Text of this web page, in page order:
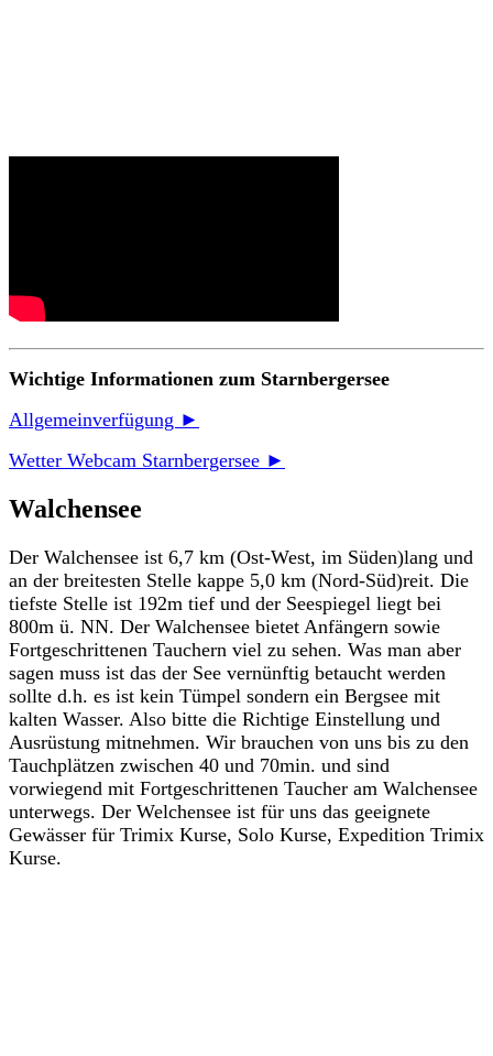
Wichtige Informationen zum Starnbergersee
Allgemeinverfügung ►
Wetter Webcam Starnbergersee ►
Walchensee
Der Walchensee ist 6,7 km (Ost-West, im Süden)lang und
an der breitesten Stelle kappe 5,0 km (Nord-Süd)reit. Die
tiefste Stelle ist 192m tief und der Seespiegel liegt bei
800m ü. NN. Der Walchensee bietet Anfängern sowie
Fortgeschrittenen Tauchern viel zu sehen. Was man aber
sagen muss ist das der See vernünftig betaucht werden
sollte d.h. es ist kein Tümpel sondern ein Bergsee mit
kalten Wasser. Also bitte die Richtige Einstellung und
Ausrüstung mitnehmen. Wir brauchen von uns bis zu den
Tauchplätzen zwischen 40 und 70min. und sind
vorwiegend mit Fortgeschrittenen Taucher am Walchensee
unterwegs. Der Welchensee ist für uns das geeignete
Gewässer für Trimix Kurse, Solo Kurse, Expedition Trimix
Kurse.